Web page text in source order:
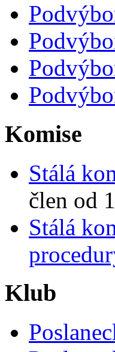
Komise
Stálá
člen od
Stálá
Klub